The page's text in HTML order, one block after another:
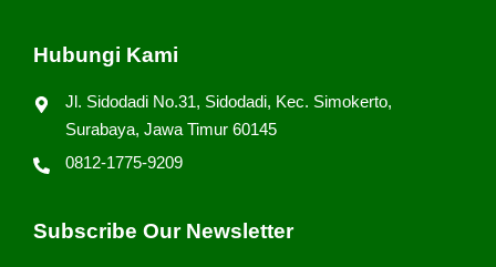
Hubungi Kami
Jl. Sidodadi No.31, Sidodadi, Kec. Simokerto,
Surabaya, Jawa Timur 60145
0812-1775-9209
Subscribe Our Newsletter